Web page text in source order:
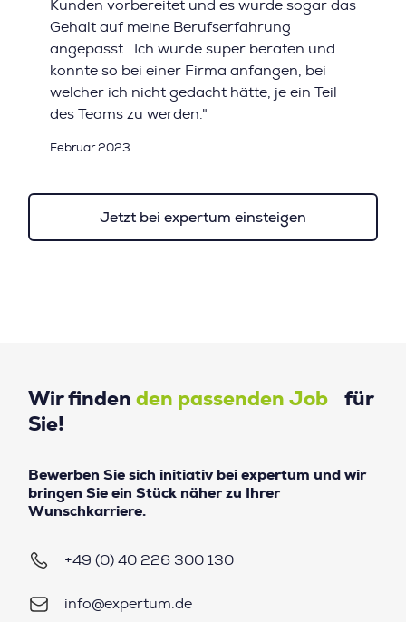
Kunden vorbereitet und es wurde sogar das
Gehalt auf meine Berufserfahrung
angepasst...Ich wurde super beraten und
konnte so bei einer Firma anfangen, bei
welcher ich nicht gedacht hätte, je ein Teil
des Teams zu werden."
Februar 2023
Jetzt bei expertum einsteigen
Wir finden den passenden Job für
Sie!
Bewerben Sie sich initiativ bei expertum und wir
bringen Sie ein Stück näher zu Ihrer
Wunschkarriere.
+49 (0) 40 226 300 130
info@expertum.de